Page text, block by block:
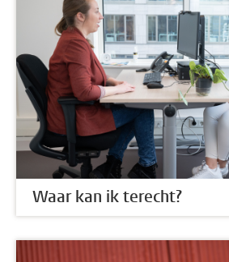
Waar kan ik terecht?